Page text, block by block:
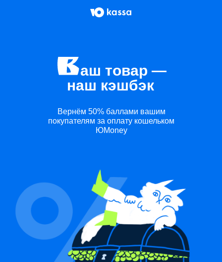
аш товар —
наш кэшбэк
Вернём 50% баллами вашим
покупателям за оплату кошельком
ЮMoney